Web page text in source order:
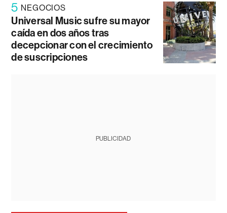
5 NEGOCIOS
Universal Music sufre su mayor
caída en dos años tras
decepcionar con el crecimiento
de suscripciones
PUBLICIDAD